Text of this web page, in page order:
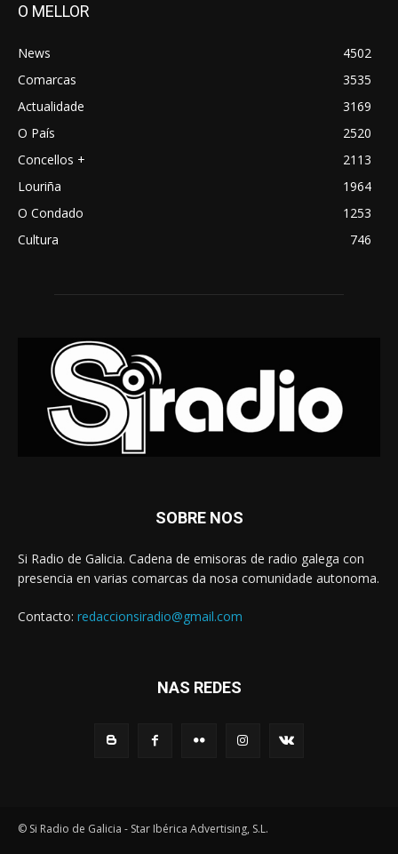
O MELLOR
News
4502
Comarcas
3535
Actualidade
3169
O País
2520
Concellos +
2113
Louriña
1964
O Condado
1253
Cultura
746
SOBRE NOS
Si Radio de Galicia. Cadena de emisoras de radio galega con
presencia en varias comarcas da nosa comunidade autonoma.
Contacto: redaccionsiradio@gmail.com
NAS REDES
© Si Radio de Galicia - Star Ibérica Advertising, S.L.